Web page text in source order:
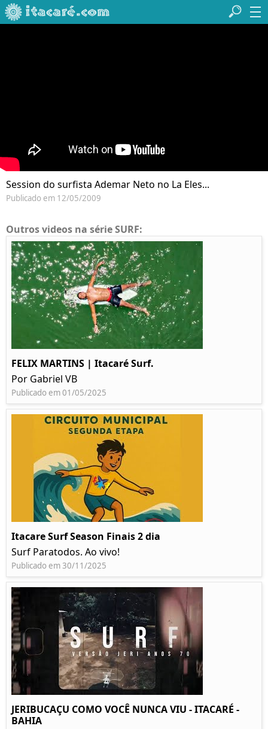
Session do surfista Ademar Neto no La Eles...
Publicado em 12/05/2009
Outros videos na série SURF:
FELIX MARTINS | Itacaré Surf.
Por Gabriel VB
Publicado em 01/05/2025
Itacare Surf Season Finais 2 dia
Surf Paratodos. Ao vivo!
Publicado em 30/11/2025
JERIBUCAÇU COMO VOCÊ NUNCA VIU - ITACARÉ -
BAHIA